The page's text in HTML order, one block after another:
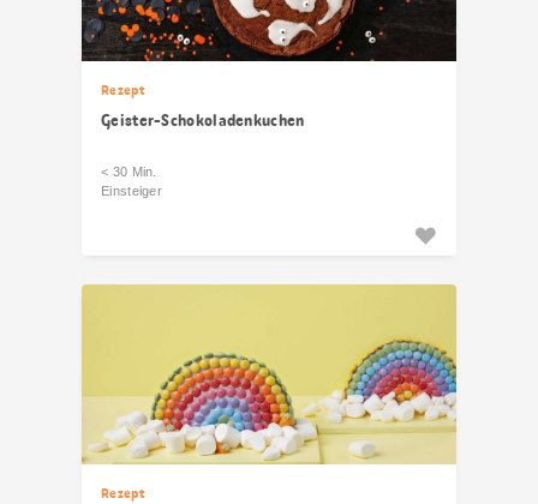
Rezept
Geister-Schokoladenkuchen
< 30 Min.
Einsteiger
Rezept